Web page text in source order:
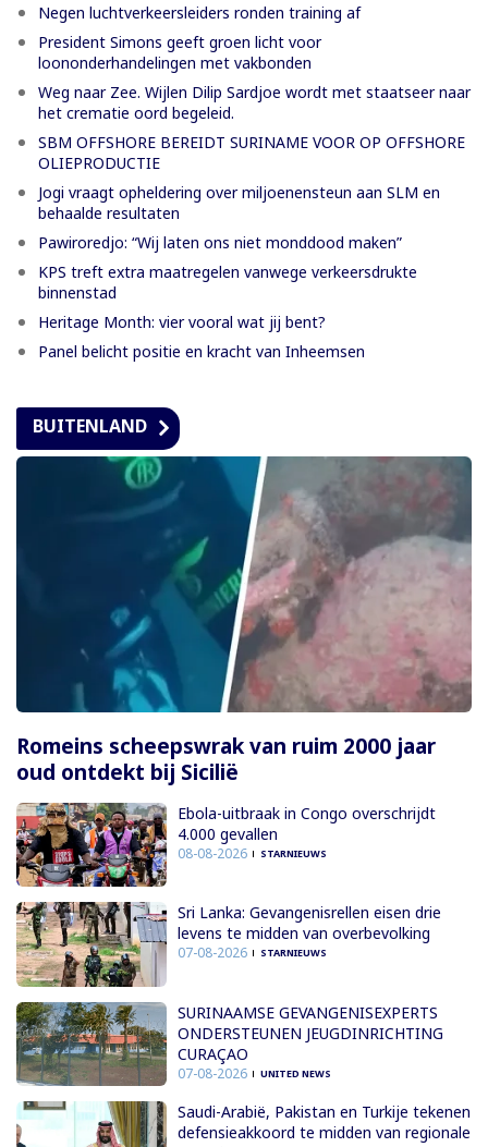
Negen luchtverkeersleiders ronden training af
President Simons geeft groen licht voor
loononderhandelingen met vakbonden
Weg naar Zee. Wijlen Dilip Sardjoe wordt met staatseer naar
het crematie oord begeleid.
SBM OFFSHORE BEREIDT SURINAME VOOR OP OFFSHORE
OLIEPRODUCTIE
Jogi vraagt opheldering over miljoenensteun aan SLM en
behaalde resultaten
Pawiroredjo: “Wij laten ons niet monddood maken”
KPS treft extra maatregelen vanwege verkeersdrukte
binnenstad
Heritage Month: vier vooral wat jij bent?
Panel belicht positie en kracht van Inheemsen
BUITENLAND
Romeins scheepswrak van ruim 2000 jaar
oud ontdekt bij Sicilië
Ebola-uitbraak in Congo overschrijdt
4.000 gevallen
08-08-2026 STARNIEUWS
Sri Lanka: Gevangenisrellen eisen drie
levens te midden van overbevolking
07-08-2026 STARNIEUWS
SURINAAMSE GEVANGENISEXPERTS
ONDERSTEUNEN JEUGDINRICHTING
CURAÇAO
07-08-2026 UNITED NEWS
Saudi-Arabië, Pakistan en Turkije tekenen
defensieakkoord te midden van regionale